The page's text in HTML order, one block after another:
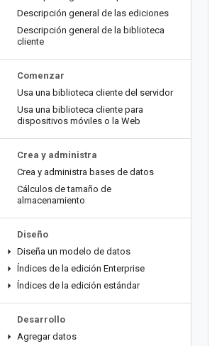
Descripción general de las ediciones
Descripción general de la biblioteca
cliente
Comenzar
Usa una biblioteca cliente del servidor
Usa una biblioteca cliente para
dispositivos móviles o la Web
Crea y administra
Crea y administra bases de datos
Cálculos de tamaño de
almacenamiento
Diseño
Diseña un modelo de datos
Índices de la edición Enterprise
Índices de la edición estándar
Desarrollo
Agregar datos